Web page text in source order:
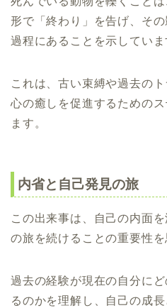
形で「終わり」を告げ、そ
過程にあることを示していま
これは、古い束縛や過去の
心の癒しを促進するための
ます。
内省と自己発見の旅
この出来事は、自己の内面
の旅を続けることの重要性を
過去の経験が現在の自分に
るのかを理解し、自己の成